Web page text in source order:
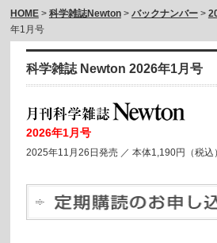
HOME> 科学雑誌Newton> バックナンバー>
年1月号
科学雑誌 Newton 2026年1月号
2026年1月号
2025年11月26日発売 ／ 本体1,190円（税込